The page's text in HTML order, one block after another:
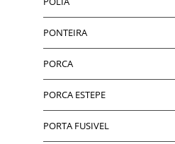
PONTEIRA
PORCA
PORCA ESTEPE
PORTA FUSIVEL